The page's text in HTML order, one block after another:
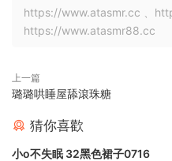
https://www.atasmr.cc 、
https://www.atasmr88.cc
上一篇
璐璐哄睡屋舔滾珠糖
猜你喜歡
小o不失眠 32黑色裙子0716